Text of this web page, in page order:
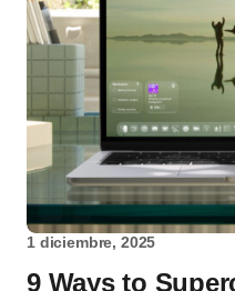
1 diciembre, 2025
9 Ways to